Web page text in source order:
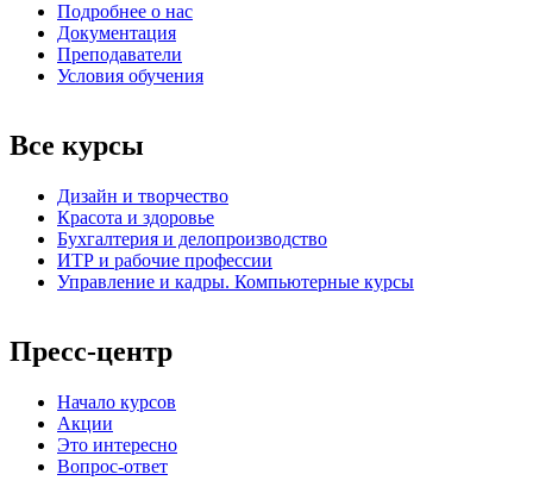
Подробнее о нас
Документация
Преподаватели
Условия обучения
Все курсы
Дизайн и творчество
Красота и здоровье
Бухгалтерия и делопроизводство
ИТР и рабочие профессии
Управление и кадры. Компьютерные курсы
Пресс-центр
Начало курсов
Акции
Это интересно
Вопрос-ответ